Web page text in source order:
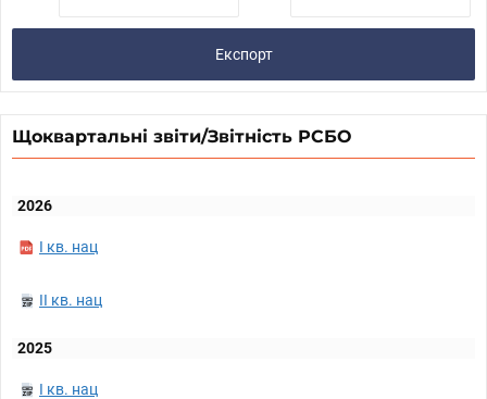
Експорт
Щоквартальні звіти/Звітність РСБО
2026
I кв. нац
II кв. нац
2025
I кв. нац